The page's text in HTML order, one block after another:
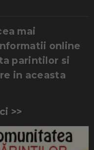
mai
online
parintilor si
in aceasta
>>